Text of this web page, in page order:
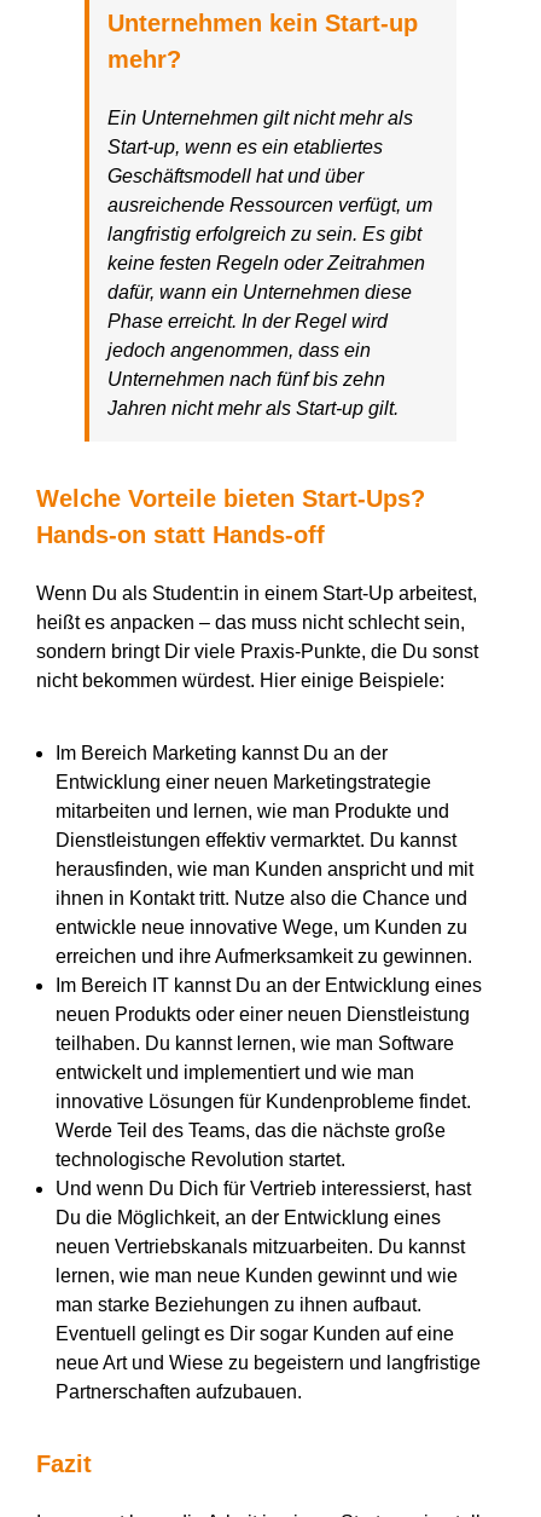
Unternehmen kein Start-up
mehr?
Ein Unternehmen gilt nicht mehr als
Start-up, wenn es ein etabliertes
Geschäftsmodell hat und über
ausreichende Ressourcen verfügt, um
langfristig erfolgreich zu sein. Es gibt
keine festen Regeln oder Zeitrahmen
dafür, wann ein Unternehmen diese
Phase erreicht. In der Regel wird
jedoch angenommen, dass ein
Unternehmen nach fünf bis zehn
Jahren nicht mehr als Start-up gilt.
Welche Vorteile bieten Start-Ups?
Hands-on statt Hands-off
Wenn Du als Student:in in einem Start-Up arbeitest,
heißt es anpacken – das muss nicht schlecht sein,
sondern bringt Dir viele Praxis-Punkte, die Du sonst
nicht bekommen würdest. Hier einige Beispiele:
Im Bereich Marketing kannst Du an der
Entwicklung einer neuen Marketingstrategie
mitarbeiten und lernen, wie man Produkte und
Dienstleistungen effektiv vermarktet. Du kannst
herausfinden, wie man Kunden anspricht und mit
ihnen in Kontakt tritt. Nutze also die Chance und
entwickle neue innovative Wege, um Kunden zu
erreichen und ihre Aufmerksamkeit zu gewinnen.
Im Bereich IT kannst Du an der Entwicklung eines
neuen Produkts oder einer neuen Dienstleistung
teilhaben. Du kannst lernen, wie man Software
entwickelt und implementiert und wie man
innovative Lösungen für Kundenprobleme findet.
Werde Teil des Teams, das die nächste große
technologische Revolution startet.
Und wenn Du Dich für Vertrieb interessierst, hast
Du die Möglichkeit, an der Entwicklung eines
neuen Vertriebskanals mitzuarbeiten. Du kannst
lernen, wie man neue Kunden gewinnt und wie
man starke Beziehungen zu ihnen aufbaut.
Eventuell gelingt es Dir sogar Kunden auf eine
neue Art und Wiese zu begeistern und langfristige
Partnerschaften aufzubauen.
Fazit